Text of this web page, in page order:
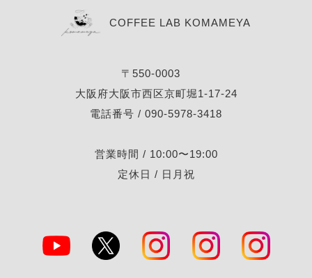
COFFEE LAB KOMAMEYA
〒550-0003
大阪府大阪市西区京町堀1-17-24
電話番号 / 090-5978-3418
営業時間 / 10:00〜19:00
定休日 / 日月祝